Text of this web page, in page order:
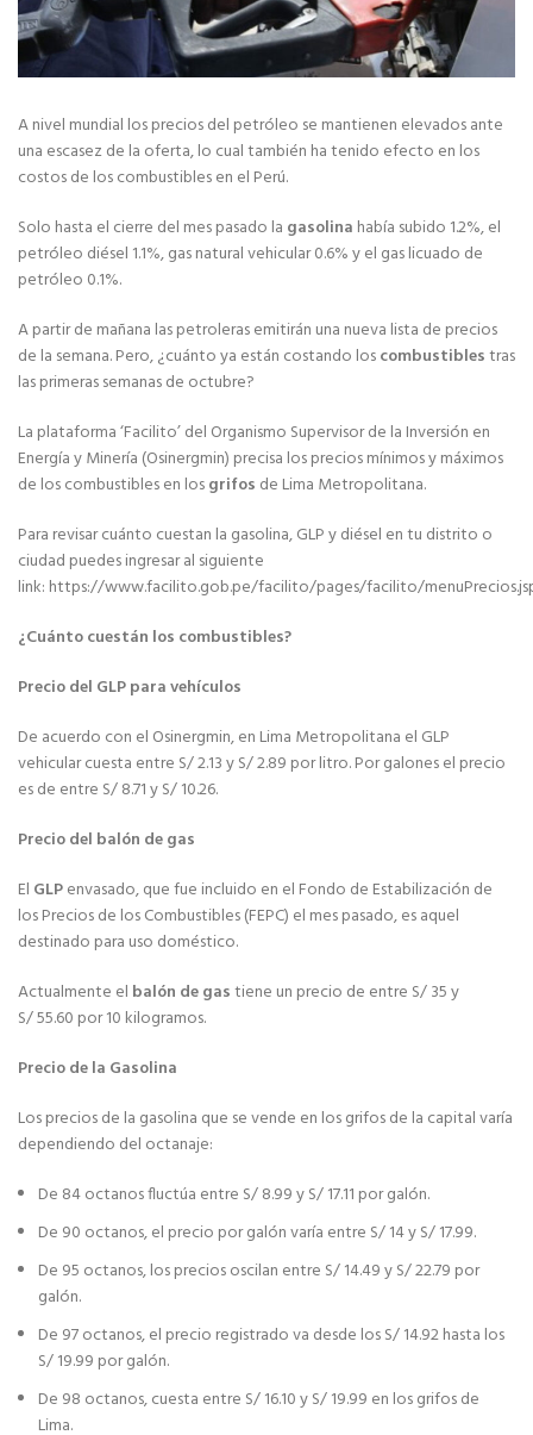
A nivel mundial los precios del petróleo se mantienen elevados ante
una escasez de la oferta, lo cual también ha tenido efecto en los
costos de los combustibles en el Perú.
Solo hasta el cierre del mes pasado la gasolina había subido 1.2%, el
petróleo diésel 1.1%, gas natural vehicular 0.6% y el gas licuado de
petróleo 0.1%.
A partir de mañana las petroleras emitirán una nueva lista de precios
de la semana. Pero, ¿cuánto ya están costando loscombustiblestras
las primeras semanas de octubre?
La plataforma ‘Facilito’ del Organismo Supervisor de la Inversión en
Energía y Minería (Osinergmin) precisa los precios mínimos y máximos
de los combustibles en losgrifos de Lima Metropolitana.
Para revisar cuánto cuestan la gasolina, GLP y diésel en tu distrito o
ciudad puedes ingresar al siguiente
link: https://www.facilito.gob.pe/facilito/pages/facilito/
¿Cuánto cuestán los combustibles?
Precio del GLP para vehículos
De acuerdo con el Osinergmin, en Lima Metropolitana el GLP
vehicular cuesta entre S/ 2.13 y S/ 2.89 por litro. Por galones el precio
es de entre S/ 8.71 y S/ 10.26.
Precio del balón de gas
El GLPenvasado, que fue incluido en el Fondo de Estabilización de
los Precios de los Combustibles (FEPC) el mes pasado, es aquel
destinado para uso doméstico.
Actualmente el balón de gastiene un precio de entre S/ 35 y
S/ 55.60 por 10 kilogramos.
Precio de la Gasolina
Los precios de la gasolina que se vende en los grifos de la capital varía
dependiendo del octanaje:
De 84 octanos fluctúa entre S/ 8.99 y S/ 17.11 por galón.
De 90 octanos, el precio por galón varía entre S/ 14 y S/ 17.99.
De 95 octanos, los precios oscilan entre S/ 14.49 y S/ 22.79 por
galón.
De 97 octanos, el precio registrado va desde los S/ 14.92 hasta los
S/ 19.99 por galón.
De 98 octanos, cuesta entre S/ 16.10 y S/ 19.99 en los grifos de
Lima.